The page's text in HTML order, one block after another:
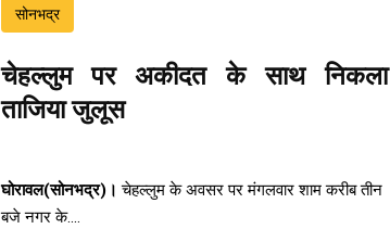
सोनभद्र
चेहल्लुम पर अकीदत के साथ निकला
ताजिया जुलूस
घोरावल(सोनभद्र)। चेहल्लुम के अवसर पर मंगलवार शाम करीब तीन
बजे नगर के....